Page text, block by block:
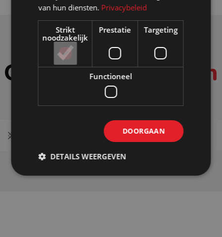
Onzesterke punten
Aluminium profielen
van hun diensten. Privacybeleid
Strikt
noodzakelijk
Prestatie Targeting
Functioneel
DOORGAAN
DETAILS WEERGEVEN